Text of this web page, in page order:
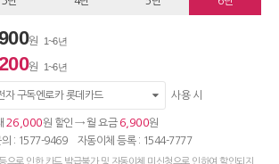
원 1~6년
원 1~6년
자 구독엔로카 롯데카드 사용 시
26,000원 할인 → 월 요금 6,900원
의 : 1577-9469 자동이체 등록 : 1544-7777
으로 인한 카드 발급불가 및 자동이체 미신청으로 인하여 할인되지